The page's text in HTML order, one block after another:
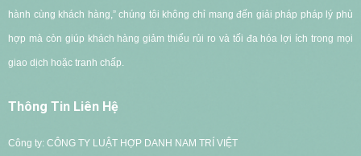
hành cùng khách hàng,” chúng tôi không chỉ mang đến giải pháp pháp lý phù
hợp mà còn giúp khách hàng giảm thiểu rủi ro và tối đa hóa lợi ích trong mọi
giao dịch hoặc tranh chấp.
Thông Tin Liên Hệ
Công ty: CÔNG TY LUẬT HỢP DANH NAM TRÍ VIỆT